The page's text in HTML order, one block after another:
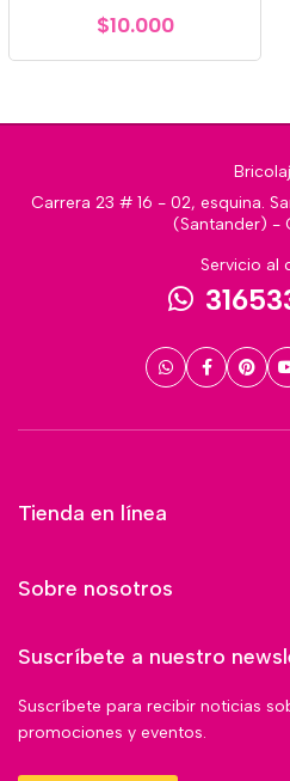
$10.000
Carrera 23 # 16 - 02, esquina.
(Santander) -
Servicio al
Tienda en línea
Sobre nosotros
Suscríbete a nuestro
Suscríbete para recibir noticias
promociones y eventos.